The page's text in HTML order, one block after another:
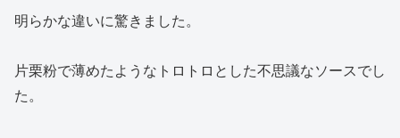
明らかな違いに驚きました。
片栗粉で薄めたようなトロトロとした不思議なソースでし
た。